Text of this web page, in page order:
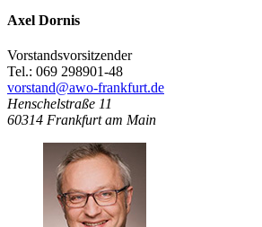
Axel Dornis
Vorstandsvorsitzender
Tel.: 069 298901-48
vorstand@awo-frankfurt.de
Henschelstraße 11
60314 Frankfurt am Main